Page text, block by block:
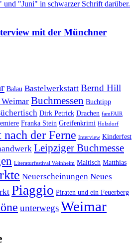
mit der Münchner
Balau Bastelwerkstatt Bernd Hill
Buchmessen Buchtipp
Dirk Petrick Drachen famFAIR
Franka Stein Greifenkrimi Holzdorf
der Ferne Interview Kinderfest
Leipziger Buchmesse
Literaturfestival Weinheim Maltisch Matthias
Neuerscheinungen Neues
Piaggio Piraten und ein Feuerberg
unterwegsWeimar